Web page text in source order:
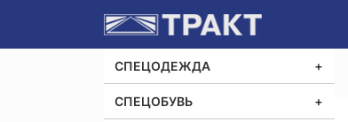
СПЕЦОДЕЖДА
СПЕЦОБУВЬ